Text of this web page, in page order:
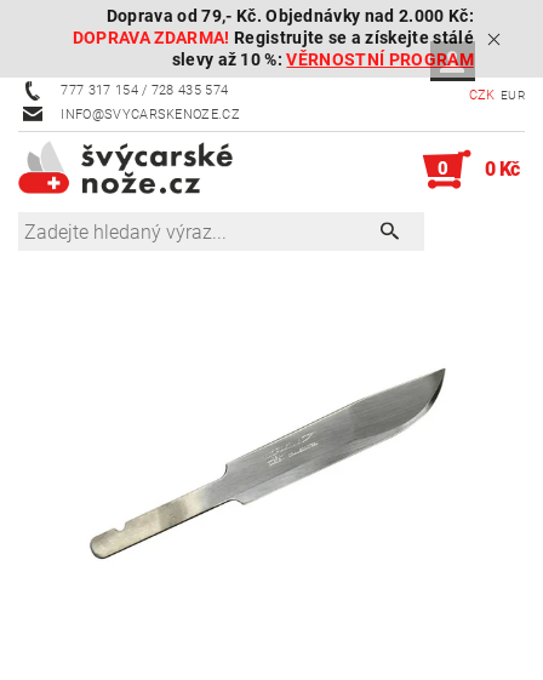
Doprava od 79,- Kč. Objednávky nad 2.000 Kč:
DOPRAVA ZDARMA! Registrujte se a získejte stálé
slevy až 10 %:VĚRNOSTNÍ PROGRAM
777 317 154 / 728 435 574
INFO@SVYCARSKENOZE.CZ
CZK EUR
0 0 Kč